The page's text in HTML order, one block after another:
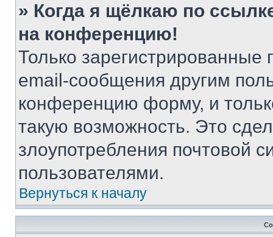
» Когда я щёлкаю по
на конференцию!
Только зарегистрированные
email-сообщения другим
конференцию форму, и
такую возможность. Это
злоупотребления почтовой
пользователями.
Вернуться к началу